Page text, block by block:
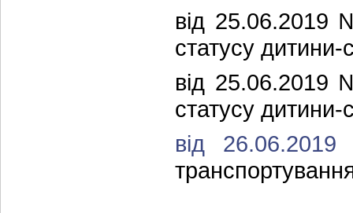
від
статусу
від
статусу дитини-
від